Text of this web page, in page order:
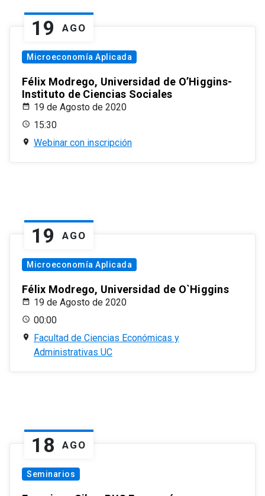
19 AGO
Microeconomía Aplicada
Félix Modrego, Universidad de O’Higgins-
Instituto de Ciencias Sociales
19 de Agosto de 2020
15:30
Webinar con inscripción
19 AGO
Microeconomía Aplicada
Félix Modrego, Universidad de O`Higgins
19 de Agosto de 2020
00:00
Facultad de Ciencias Económicas y
Administrativas UC
18 AGO
Seminarios